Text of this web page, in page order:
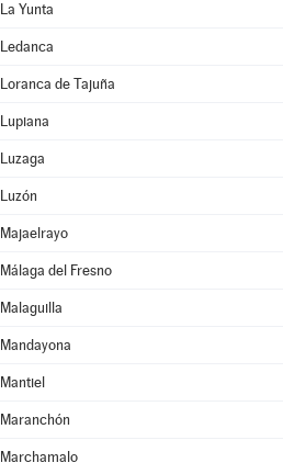
La Yunta
Ledanca
Loranca de Tajuña
Lupiana
Luzaga
Luzón
Majaelrayo
Málaga del Fresno
Malaguilla
Mandayona
Mantiel
Maranchón
Marchamalo